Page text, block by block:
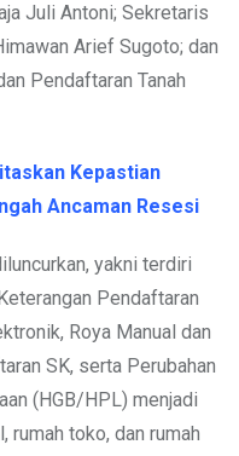
Juli Antoni; Sekretaris
Arief Sugoto; dan
Pendaftaran Tanah
Kepastian
Ancaman Resesi
yakni terdiri
Pendaftaran
Roya Manual dan
SK, serta Perubahan
(HGB/HPL) menjadi
rumah toko, dan rumah